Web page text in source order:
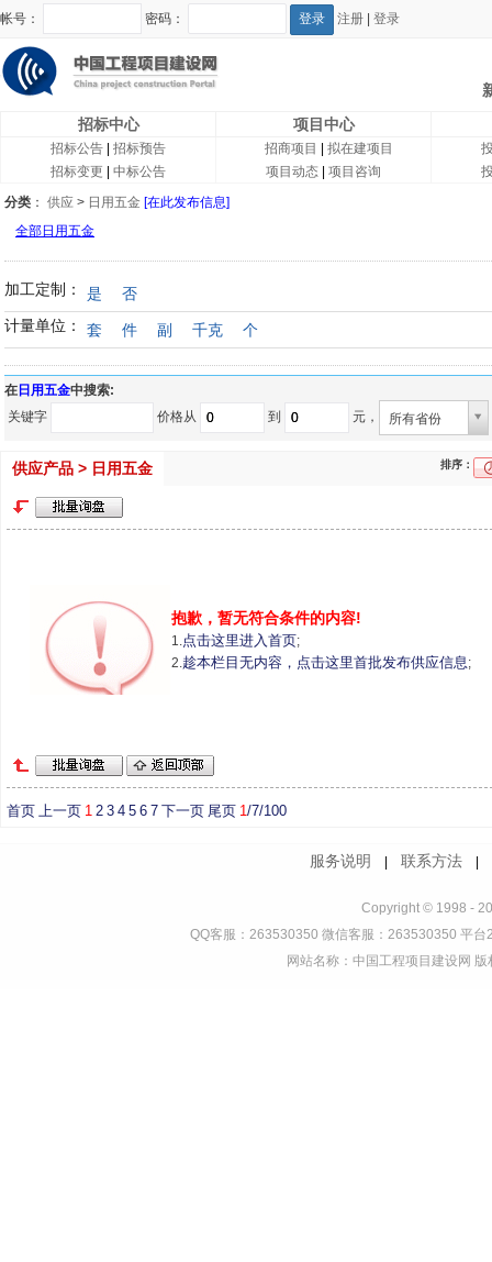
帐号： 密码： 注册 登录
招标中心
项目中心
招标公告
招标预告
招标变更
中标公告
招商项目
拟在建项目
项目动态
项目咨询
分类 ： 供应 > 日用五金 [在此发布信息]
全部日用五金
加工定制： 是
否
计量单位：
套 件 副 千克 个
在 日用五金中搜索:
关键字
价格从 到 元， 所有省份
供应产品 > 日用五金 排序：
抱歉，暂无符合条件的内容!
1.点击这里进入首页;
2.趁本栏目无内容，点击这里首批发布供应信息;
首页 上一页 1 2 3 4 5 6 7 下一页 尾页 1/7/100
服务说明 联系方法
Copyright © 1998 -
QQ客服：263530350 微信客服：263530350 平
网站名称：中国工程项目建设网